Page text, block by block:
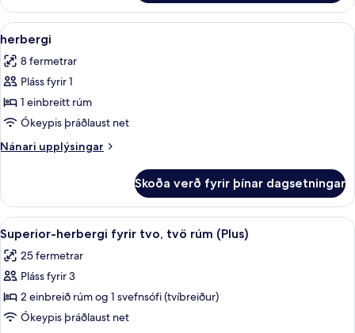
Windows)
fyrir
tvo,
tvö
(Cabin,
No
Skoða
allar
myndir
fyrir
herbergi
herbergi | Skrifborð, straujárn/
6
herbergi
8 fermetrar
Pláss fyrir 1
1 einbreitt rúm
Ókeypis þráðlaust net
Nánari upplýsingar
Nánari
Skoða verð fyrir þínar dagsetningar
Skoða
allar
myndir
fyrir
Superior-
herbergi
Skrifborð, straujárn/strauborð,
7
Superior-herbergi fyrir tvo, tvö rúm (Plus)
25 fermetrar
Pláss fyrir 3
2 einbreið rúm og 1 svefnsófi (tvíbreiður)
Ókeypis þráðlaust net